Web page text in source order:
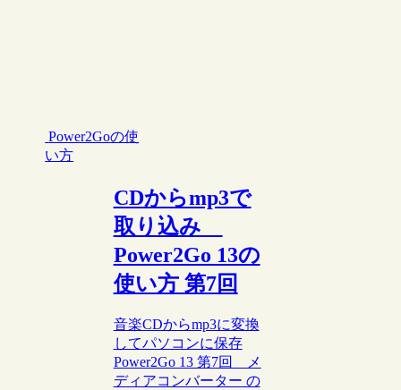
Power2Goの使
い方
CDからmp3で
取り込み
Power2Go 13の
使い方 第7回
音楽CDからmp3に変換
してパソコンに保存
Power2Go 13 第7回 メ
ディアコンバーター の